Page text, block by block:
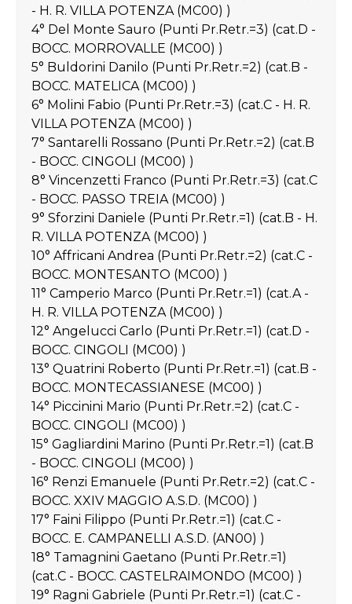
- H. R. VILLA POTENZA (MC00) )
4° Del Monte Sauro (Punti Pr.Retr.=3) (cat.D -
BOCC. MORROVALLE (MC00) )
5° Buldorini Danilo (Punti Pr.Retr.=2) (cat.B -
BOCC. MATELICA (MC00) )
6° Molini Fabio (Punti Pr.Retr.=3) (cat.C - H. R.
VILLA POTENZA (MC00) )
7° Santarelli Rossano (Punti Pr.Retr.=2) (cat.B
- BOCC. CINGOLI (MC00) )
8° Vincenzetti Franco (Punti Pr.Retr.=3) (cat.C
- BOCC. PASSO TREIA (MC00) )
9° Sforzini Daniele (Punti Pr.Retr.=1) (cat.B - H.
R. VILLA POTENZA (MC00) )
10° Affricani Andrea (Punti Pr.Retr.=2) (cat.C -
BOCC. MONTESANTO (MC00) )
11° Camperio Marco (Punti Pr.Retr.=1) (cat.A -
H. R. VILLA POTENZA (MC00) )
12° Angelucci Carlo (Punti Pr.Retr.=1) (cat.D -
BOCC. CINGOLI (MC00) )
13° Quatrini Roberto (Punti Pr.Retr.=1) (cat.B -
BOCC. MONTECASSIANESE (MC00) )
14° Piccinini Mario (Punti Pr.Retr.=2) (cat.C -
BOCC. CINGOLI (MC00) )
15° Gagliardini Marino (Punti Pr.Retr.=1) (cat.B
- BOCC. CINGOLI (MC00) )
16° Renzi Emanuele (Punti Pr.Retr.=2) (cat.C -
BOCC. XXIV MAGGIO A.S.D. (MC00) )
17° Faini Filippo (Punti Pr.Retr.=1) (cat.C -
BOCC. E. CAMPANELLI A.S.D. (AN00) )
18° Tamagnini Gaetano (Punti Pr.Retr.=1)
(cat.C - BOCC. CASTELRAIMONDO (MC00) )
19° Ragni Gabriele (Punti Pr.Retr.=1) (cat.C -